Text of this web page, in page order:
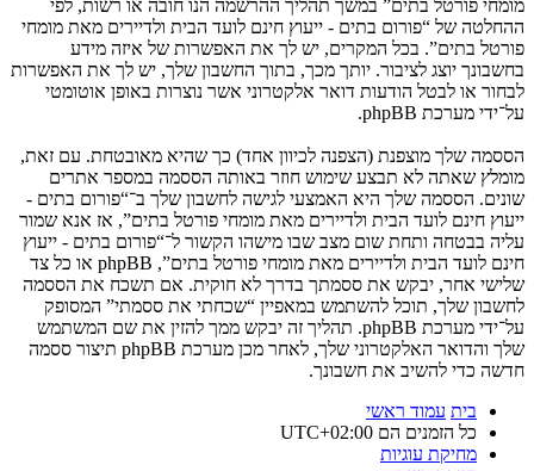
מומחי פורטל בתים” במשך תהליך ההרשמה הנו חובה או רשות, לפי
ההחלטה של “פורום בתים - ייעוץ חינם לועד הבית ולדיירים מאת מומחי
פורטל בתים”. בכל המקרים, יש לך את האפשרות של איזה מידע
בחשבונך יוצג לציבור. יותך מכך, בתוך החשבון שלך, יש לך את האפשרות
לבחור או לבטל הודעות דואר אלקטרוני אשר נוצרות באופן אוטומטי
על־ידי מערכת phpBB.
הססמה שלך מוצפנת (הצפנה לכיוון אחד) כך שהיא מאובטחת. עם זאת,
מומלץ שאתה לא תבצע שימוש חוזר באותה הססמה במספר אתרים
שונים. הססמה שלך היא האמצעי לגישה לחשבון שלך ב־“פורום בתים -
ייעוץ חינם לועד הבית ולדיירים מאת מומחי פורטל בתים”, אז אנא שמור
עליה בבטחה ותחת שום מצב שבו מישהו הקשור ל־“פורום בתים - ייעוץ
חינם לועד הבית ולדיירים מאת מומחי פורטל בתים”, phpBB או כל צד
שלישי אחר, יבקש את ססמתך בדרך לא חוקית. אם תשכח את הססמה
לחשבון שלך, תוכל להשתמש במאפיין “שכחתי את ססמתי” המסופק
על־ידי מערכת phpBB. תהליך זה יבקש ממך להזין את שם המשתמש
שלך והדואר האלקטרוני שלך, לאחר מכן מערכת phpBB תיצור ססמה
חדשה כדי להשיב את חשבונך.
בית עמוד ראשי
כל הזמנים הם UTC+02:00
מחיקת עוגיות